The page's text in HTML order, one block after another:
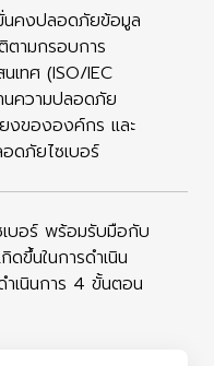
นคงปลอดภัยข้อมูล
ตามกรอบการ
เทศ (ISO/IEC
นความปลอดภัย
ยงขององค์กร และ
ดภัยไซเบอร์
บอร์ พร้อมรับมือกับ
ขึ้นในการดำเนิน
เนินการ 4 ขั้นตอน